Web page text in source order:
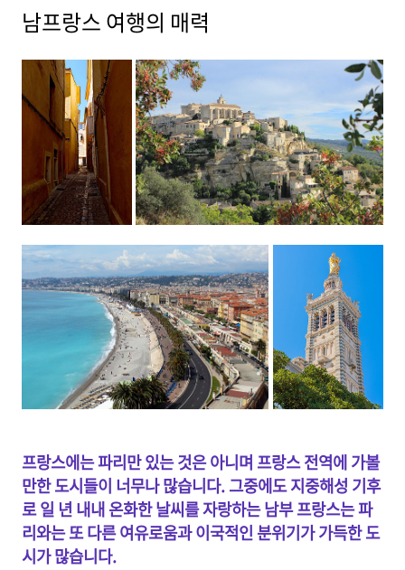
남프랑스 여행의 매력
프랑스에는 파리만 있는 것은 아니며 프랑스 전역에 가볼
만한 도시들이 너무나 많습니다. 그중에도 지중해성 기후
로 일 년 내내 온화한 날씨를 자랑하는 남부 프랑스는 파
리와는 또 다른 여유로움과 이국적인 분위기가 가득한 도
시가 많습니다.